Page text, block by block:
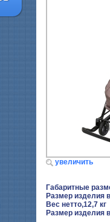
увеличить
Габаритные
Размер изделия
Вес нетто,12,7 кг
Размер изделия